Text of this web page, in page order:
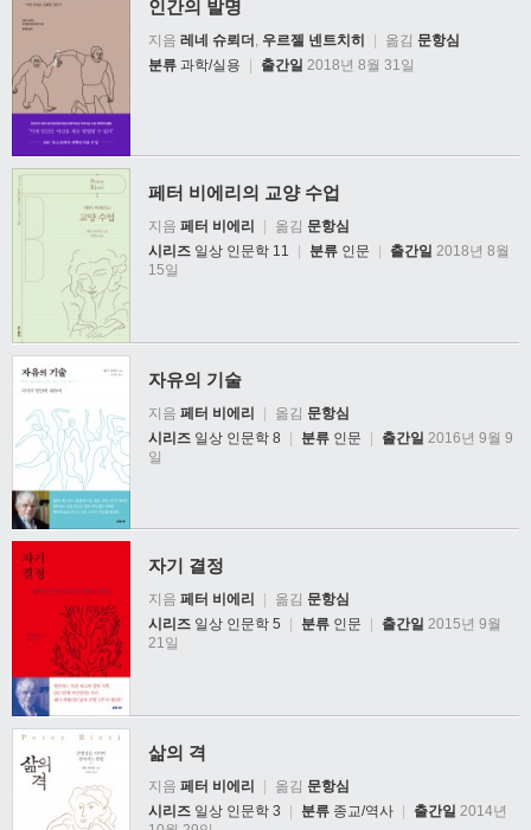
인간의 발명
지음 레네 슈뢰더 우르젤 넨트치히 | 옮김 문항심
분류 과학/실용 | 출간일 2018년 8월 31일
페터 비에리의 교양 수업
지음 페터 비에리 옮김 문항심
시리즈 일상 인문학 11 분류 인문 출간일 2018년 8월
15일
자유의 기술
지음 페터 비에리 | 옮김 문항심
시리즈 일상 인문학 8 | 분류 인문 | 출간일 2016년 9월 9
일
자기 결정
지음 페터 비에리 옮김 문항심
시리즈 일상 인문학 5 분류 인문 출간일 2015년 9월
21일
삶의 격
지음 페터 비에리 | 옮김 문항심
시리즈 일상 인문학 3 | 분류 종교/역사 | 출간일 2014년